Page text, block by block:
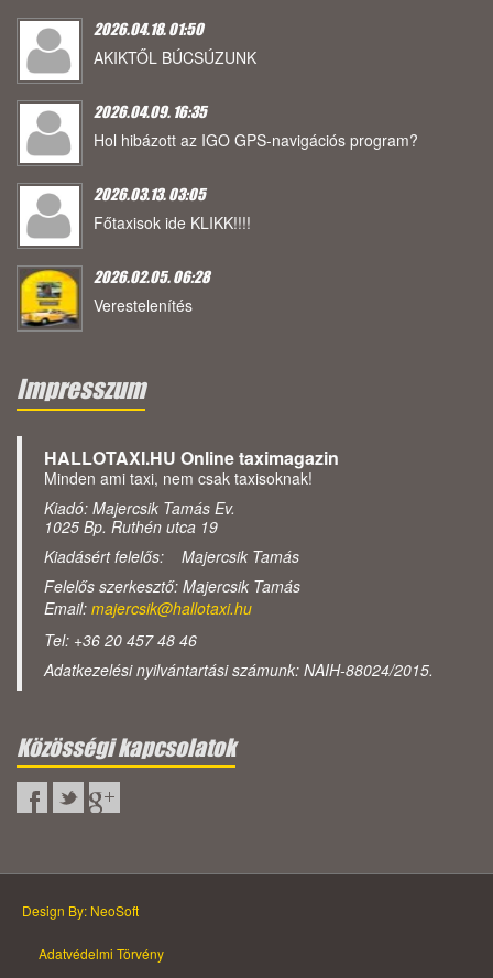
2026.04.18. 01:50
AKIKTŐL BÚCSÚZUNK
2026.04.09. 16:35
Hol hibázott az IGO GPS-navigációs program?
2026.03.13. 03:05
Főtaxisok ide KLIKK!!!!
2026.02.05. 06:28
Verestelenítés
Impresszum
HALLOTAXI.HU Online taximagazin
Minden ami taxi, nem csak taxisoknak!
Kiadó: Majercsik Tamás Ev.
1025 Bp. Ruthén utca 19
Kiadásért felelős: Majercsik Tamás
Felelős szerkesztő: Majercsik Tamás
Email: majercsik@hallotaxi.hu
Tel: +36 20 457 48 46
Adatkezelési nyilvántartási számunk: NAIH-88024/2015.
Közösségi kapcsolatok
Design By: NeoSoft
Adatvédelmi Törvény